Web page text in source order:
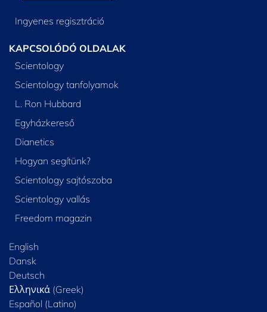
Ingyenes regisztráció
KAPCSOLÓDÓ OLDALAK
Scientology
Scientology tanfolyamok
L. Ron Hubbard
Egyházkereső
Dianetics
Hogyan segítünk?
Scientology sajtószoba
Scientology vallás
Freedom magazin
English
Dansk
Deutsch
Ελληνικά (Greek)
Español (Latino)